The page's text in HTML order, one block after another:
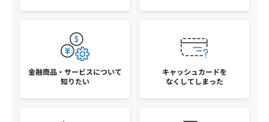
金融商品・サービスについて
知りたい
キャッシュカードを
なくしてしまった